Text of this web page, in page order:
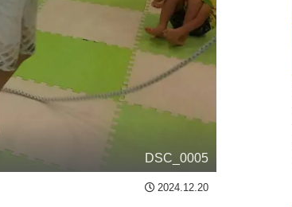
DSC_0005
2024.12.20